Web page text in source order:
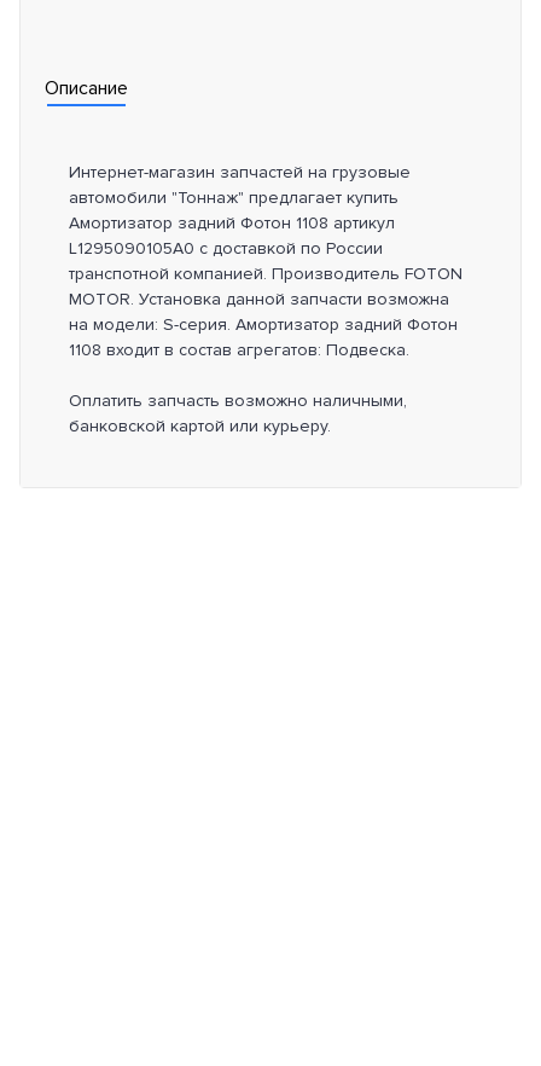
Описание
Интернет-магазин запчастей на грузовые
автомобили "Тоннаж" предлагает купить
Амортизатор задний Фотон 1108 артикул
L1295090105A0 с доставкой по России
транспотной компанией. Производитель FOTON
MOTOR. Установка данной запчасти возможна
на модели: S-серия. Амортизатор задний Фотон
1108 входит в состав агрегатов: Подвеска.
Оплатить запчасть возможно наличными,
банковской картой или курьеру.